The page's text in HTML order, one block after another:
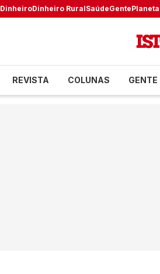
DinheiroDinheiro RuralSaúdeGentePlaneta
REVISTA COLUNAS GENTE